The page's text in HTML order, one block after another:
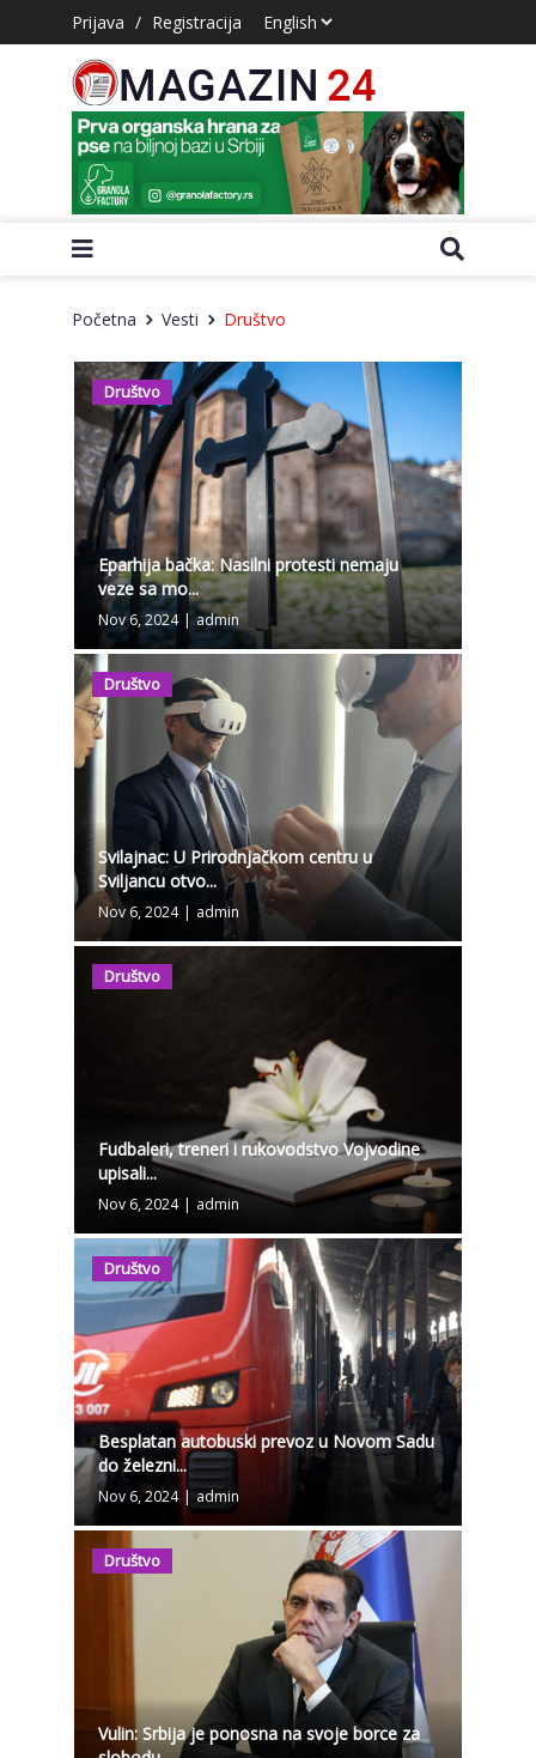
Prijava / Registracija
Početna Vesti Društvo
Društvo
Eparhija bačka: Nasilni protesti nemaju
veze sa mo...
Nov 6, 2024 | admin
Društvo
Svilajnac: U Prirodnjačkom centru u
Sviljancu otvo...
Nov 6, 2024 | admin
Društvo
Fudbaleri, treneri i rukovodstvo Vojvodine
upisali...
Nov 6, 2024 | admin
Društvo
Besplatan autobuski prevoz u Novom Sadu
do železni...
Nov 6, 2024 | admin
Društvo
Vulin: Srbija je ponosna na svoje borce za